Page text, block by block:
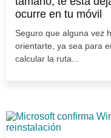
ocurre en tu móvil
Seguro que alguna vez
orientarte, ya sea para
calcular la ruta...